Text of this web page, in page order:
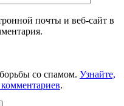
почты и веб-сайт в
со спамом. Узнайте,
.